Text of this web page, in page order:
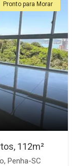
Pronto para Morar
112m²
Penha-SC